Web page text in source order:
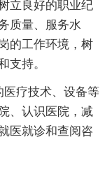
立良好的职业纪
质量、服务水
的工作环境，树
支持。
疗技术、设备等
、认识医院，减
医就诊和查阅咨